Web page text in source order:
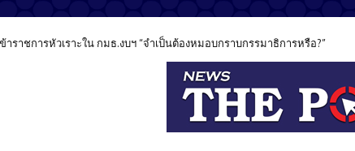
ราชการหัวเราะใน กมธ.งบฯ “จำเป็นต้องหมอบกราบกรรมาธิการหรือ?”